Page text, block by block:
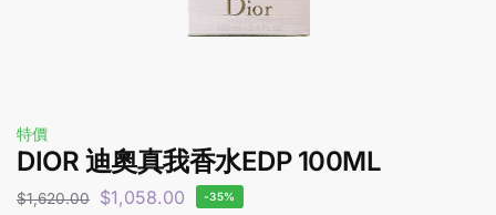
特價
DIOR 迪奧真我香水EDP 100ML
$1,620.00 $1,058.00 -35%